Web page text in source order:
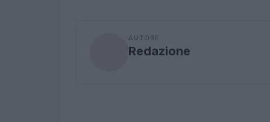
AUTORE
Redazione